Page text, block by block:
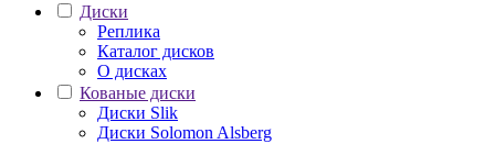
Диски
Реплика
Каталог дисков
О дисках
Кованые диски
Диски Slik
Диски Solomon Alsberg